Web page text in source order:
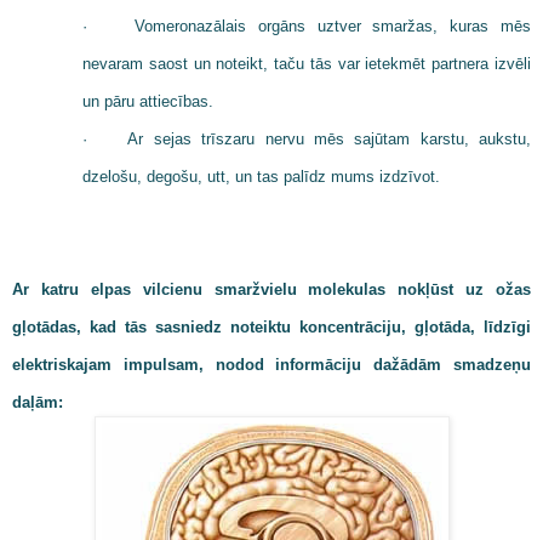
· Vomeronazālais orgāns uztver smaržas, kuras mēs
nevaram saost un noteikt, taču tās var ietekmēt partnera izvēli
un pāru attiecības.
· Ar sejas trīszaru nervu mēs sajūtam karstu, aukstu,
dzelošu, degošu, utt, un tas palīdz mums izdzīvot.
Ar katru elpas vilcienu smaržvielu molekulas nokļūst uz ožas
gļotādas, kad tās sasniedz noteiktu koncentrāciju, gļotāda, līdzīgi
elektriskajam impulsam, nodod informāciju dažādām smadzeņu
daļām: